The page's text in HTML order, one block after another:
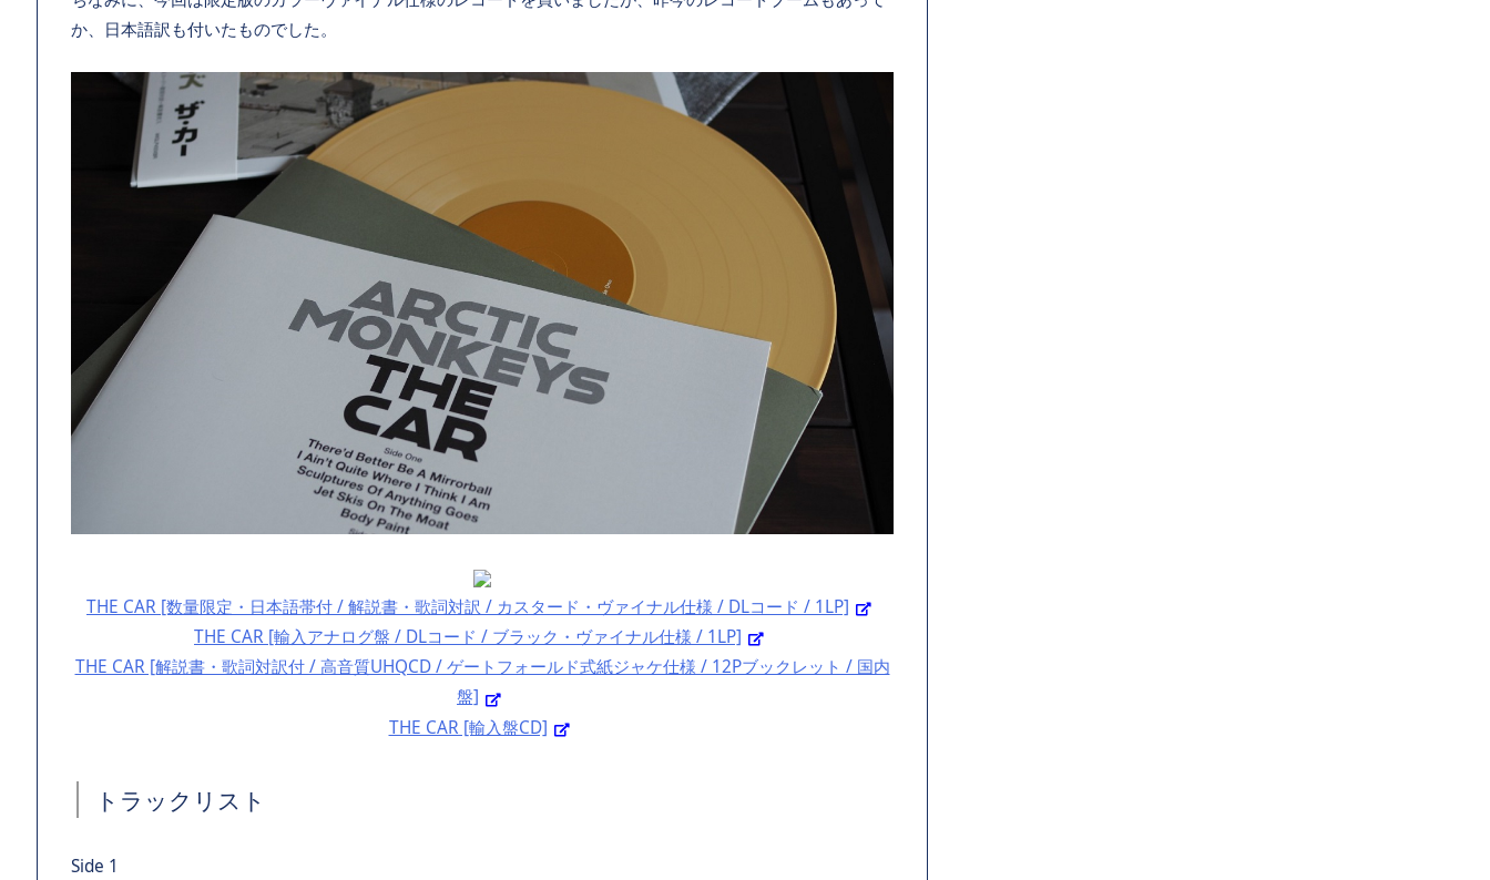
か、日本語訳も付いたものでした。
THE CAR [数量限定・日本語帯付 / 解説書・歌詞対訳 / カスタード・ヴァイナル仕様 / DLコード / 1LP]
THE CAR [輸入アナログ盤 / DLコード / ブラック・ヴァイナル仕様 / 1LP]
THE CAR [解説書・歌詞対訳付 / 高音質UHQCD / ゲートフォールド式紙ジャケ仕様 / 12Pブックレット / 国内
盤]
THE CAR [輸入盤CD]
トラックリスト
Side 1